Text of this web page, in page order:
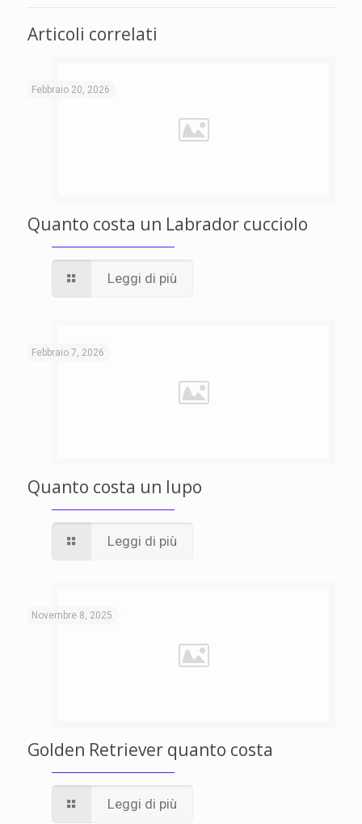
Articoli correlati
Febbraio 20, 2026
Quanto costa un Labrador cucciolo
Leggi di più
Febbraio 7, 2026
Quanto costa un lupo
Leggi di più
Novembre 8, 2025
Golden Retriever quanto costa
Leggi di più